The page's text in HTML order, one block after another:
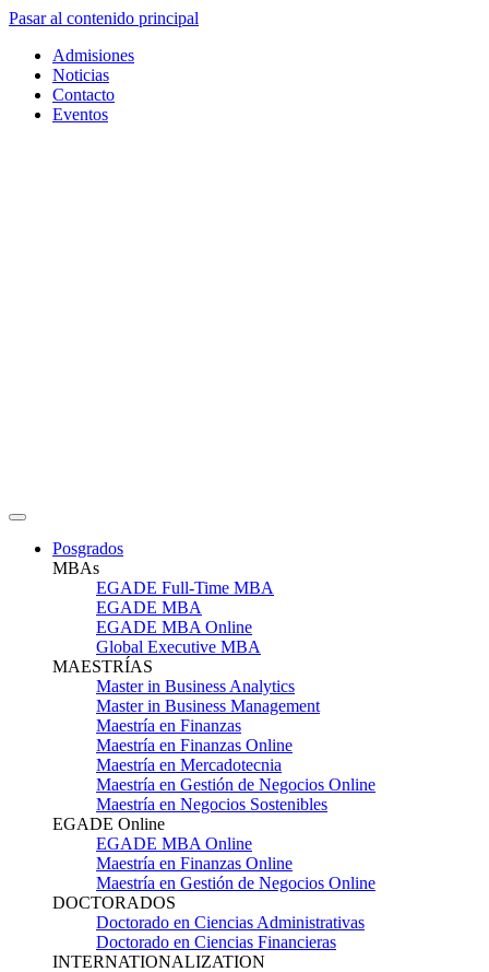
Pasar al contenido principal
Admisiones
Noticias
Contacto
Eventos
Posgrados
MBAs
EGADE Full-Time MBA
EGADE MBA
EGADE MBA Online
Global Executive MBA
MAESTRÍAS
Master in Business Analytics
Master in Business Management
Maestría en Finanzas
Maestría en Finanzas Online
Maestría en Mercadotecnia
Maestría en Gestión de Negocios Online
Maestría en Negocios Sostenibles
EGADE Online
EGADE MBA Online
Maestría en Finanzas Online
Maestría en Gestión de Negocios Online
DOCTORADOS
Doctorado en Ciencias Administrativas
Doctorado en Ciencias Financieras
INTERNATIONALIZATION